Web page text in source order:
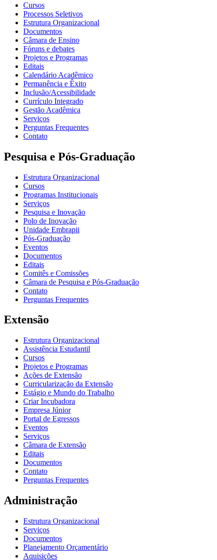
Cursos
Processos Seletivos
Estrutura Organizacional
Documentos
Câmara de Ensino
Fóruns e debates
Projetos e Programas
Editais
Calendário Acadêmico
Permanência e Êxito
Inclusão/Acessibilidade
Currículo Integrado
Gestão Acadêmica
Serviços
Perguntas Frequentes
Contato
Pesquisa e Pós-Graduação
Estrutura Organizacional
Cursos
Programas Institucionais
Serviços
Pesquisa e Inovação
Polo de Inovação
Unidade Embrapii
Pós-Graduação
Eventos
Documentos
Editais
Comitês e Comissões
Câmara de Pesquisa e Pós-Graduação
Contato
Perguntas Frequentes
Extensão
Estrutura Organizacional
Assistência Estudantil
Cursos
Projetos e Programas
Ações de Extensão
Curricularização da Extensão
Estágio e Mundo do Trabalho
Criar Incubadora
Empresa Júnior
Portal de Egressos
Eventos
Serviços
Câmara de Extensão
Editais
Documentos
Contato
Perguntas Frequentes
Administração
Estrutura Organizacional
Serviços
Documentos
Planejamento Orçamentário
Aquisições